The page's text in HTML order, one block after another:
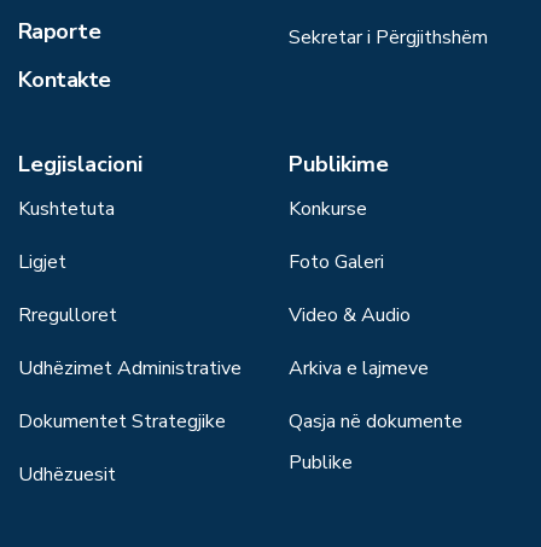
Raporte
Kontakte
Sekretar i Përgjithshëm
Legjislacioni
Kushtetuta
Ligjet
Rregulloret
Udhëzimet Administrative
Dokumentet Strategjike
Udhëzuesit
Publikime
Konkurse
Foto Galeri
Video & Audio
Arkiva e lajmeve
Qasja në dokumente
Publike